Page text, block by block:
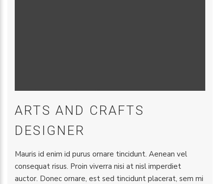
ARTS AND CRAFTS
DESIGNER
Mauris id enim id purus ornare tincidunt. Aenean vel
consequat risus. Proin viverra nisi at nisl imperdiet
auctor. Donec ornare, est sed tincidunt placerat, sem mi